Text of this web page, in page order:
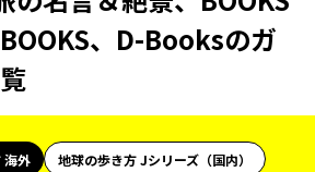
、D-Booksのガ
海外
地球の歩き方 Jシリーズ（国内）